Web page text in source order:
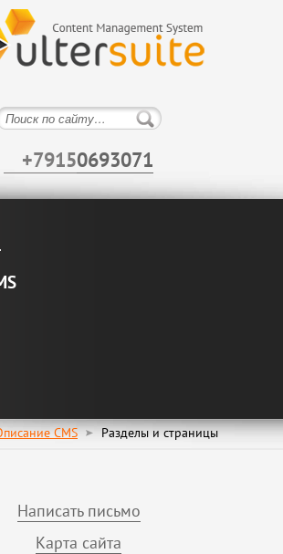
CMS Разделы и страницы
+79150693071
Написать письмо
Карта сайта